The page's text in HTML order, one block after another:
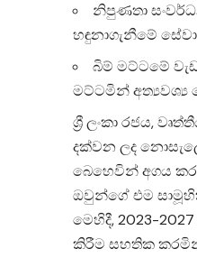
නිපුණතා
හඳුනාගැනීමේ
බිම් මට්ටමේ
මට්ටමින් අත්‍යවශ්‍ය
ශ්‍රී ලංකා රජය,
දක්වන ලද
බෙහෙවින් අගය
ඔවුන්ගේ එම
මෙහිදී, 2023-
කිරීම සහතික කරමින්